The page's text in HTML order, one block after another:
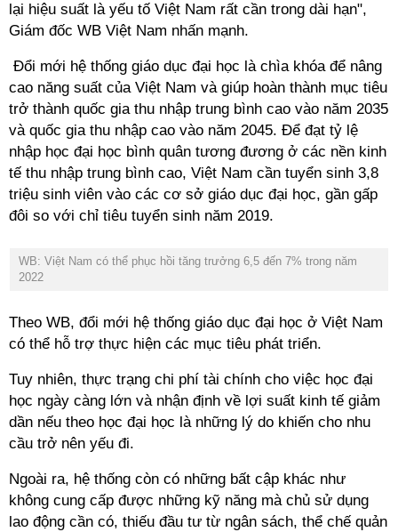
lại hiệu suất là yếu tố Việt Nam rất cần trong dài hạn",
Giám đốc WB Việt Nam nhấn mạnh.
Đổi mới hệ thống giáo dục đại học là chìa khóa để nâng
cao năng suất của Việt Nam và giúp hoàn thành mục tiêu
trở thành quốc gia thu nhập trung bình cao vào năm 2035
và quốc gia thu nhập cao vào năm 2045. Để đạt tỷ lệ
nhập học đại học bình quân tương đương ở các nền kinh
tế thu nhập trung bình cao, Việt Nam cần tuyển sinh 3,8
triệu sinh viên vào các cơ sở giáo dục đại học, gần gấp
đôi so với chỉ tiêu tuyển sinh năm 2019.
WB: Việt Nam có thể phục hồi tăng trưởng 6,5 đến 7% trong năm
2022
Theo WB, đổi mới hệ thống giáo dục đại học ở Việt Nam
có thể hỗ trợ thực hiện các mục tiêu phát triển.
Tuy nhiên, thực trạng chi phí tài chính cho việc học đại
học ngày càng lớn và nhận định về lợi suất kinh tế giảm
dần nếu theo học đại học là những lý do khiến cho nhu
cầu trở nên yếu đi.
Ngoài ra, hệ thống còn có những bất cập khác như
không cung cấp được những kỹ năng mà chủ sử dụng
lao động cần có, thiếu đầu tư từ ngân sách, thể chế quản